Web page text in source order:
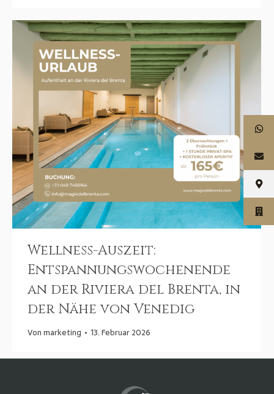
Wellness-Auszeit:
Entspannungswochenende
an der Riviera del Brenta, in
der Nähe von Venedig
Vonmarketing 13. Februar 2026